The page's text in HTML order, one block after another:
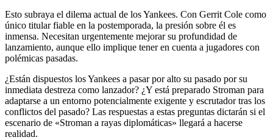
Esto subraya el dilema actual de los Yankees. Con Gerrit Cole como
único titular fiable en la postemporada, la presión sobre él es
inmensa. Necesitan urgentemente mejorar su profundidad de
lanzamiento, aunque ello implique tener en cuenta a jugadores con
polémicas pasadas.
¿Están dispuestos los Yankees a pasar por alto su pasado por su
inmediata destreza como lanzador? ¿Y está preparado Stroman para
adaptarse a un entorno potencialmente exigente y escrutador tras los
conflictos del pasado? Las respuestas a estas preguntas dictarán si el
escenario de «Stroman a rayas diplomáticas» llegará a hacerse
realidad.